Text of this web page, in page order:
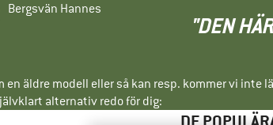
Bergsvän Hannes
"DEN
en äldre modell eller så kan resp. kommer vi
alternativ redo för dig: